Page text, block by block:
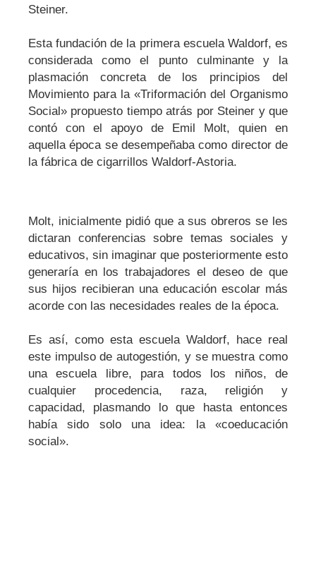
Steiner.
Esta fundación de la primera escuela Waldorf, es
considerada como el punto culminante y la
plasmación concreta de los principios del
Movimiento para la «Triformación del Organismo
Social» propuesto tiempo atrás por Steiner y que
contó con el apoyo de Emil Molt, quien en
aquella época se desempeñaba como director de
la fábrica de cigarrillos Waldorf-Astoria.
Molt, inicialmente pidió que a sus obreros se les
dictaran conferencias sobre temas sociales y
educativos, sin imaginar que posteriormente esto
generaría en los trabajadores el deseo de que
sus hijos recibieran una educación escolar más
acorde con las necesidades reales de la época.
Es así, como esta escuela Waldorf, hace real
este impulso de autogestión, y se muestra como
una escuela libre, para todos los niños, de
cualquier procedencia, raza, religión y
capacidad, plasmando lo que hasta entonces
había sido solo una idea: la «coeducación
social».